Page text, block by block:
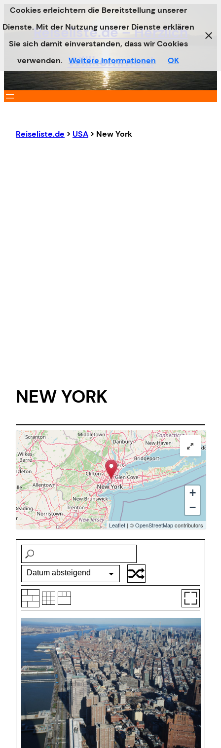
Zum
Inhalt
springen
Reiseliste.de – Herzlich
Willkommen!
Reiseliste.de > USA > New York
NEW YORK
+
−
Leaflet | ©OpenStreetMapcontributors
Cookies erleichtern die Bereitstellung unserer
Dienste. Mit der Nutzung unserer Dienste erklären
Sie sich damit einverstanden, dass wir Cookies
verwenden.
Weitere Informationen OK